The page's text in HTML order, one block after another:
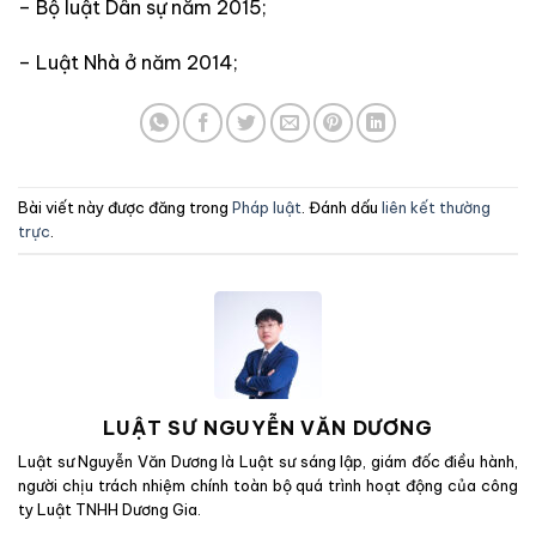
– Bộ luật Dân sự năm 2015;
– Luật Nhà ở năm 2014;
Bài viết này được đăng trong Pháp luật . Đánh dấu liên kết thường
trực
LUẬT SƯ NGUYỄN VĂN DƯƠNG
Luật sư Nguyễn Văn Dương là Luật sư sáng lập, giám đốc điều hành,
người chịu trách nhiệm chính toàn bộ quá trình hoạt động của công
ty Luật TNHH Dương Gia.